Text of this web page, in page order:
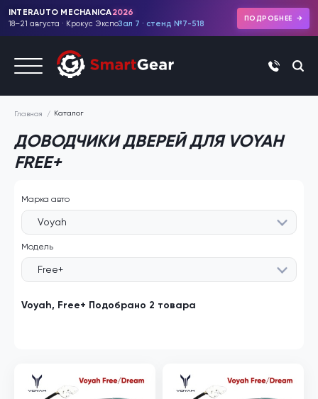
INTERAUTO MECHANICA2026
18–21 августа · Крокус ЭкспоЗал 7 · стенд №7-518
ПОДРОБНЕЕ
+7 (495)
Главная Каталог
ДОВОДЧИКИ ДВЕРЕЙ ДЛЯ VOYAH
FREE+
Марка авто
Voyah
Модель
Free+
Voyah, Free+ Подобрано 2 товара